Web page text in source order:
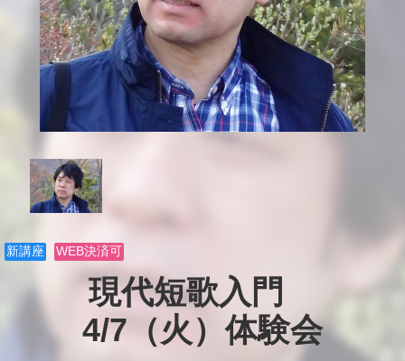
新講座 WEB決済可
現代短歌入門
4/7（火）体験会